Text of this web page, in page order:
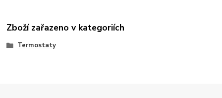
Zboží zařazeno v kategoriích
Termostaty